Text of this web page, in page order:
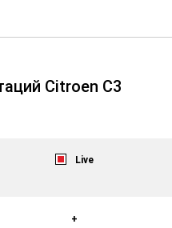
7" экран +
с функцией
MP3 +
на рулевом
MirrorScreen
со
Citroen C3
Live
+